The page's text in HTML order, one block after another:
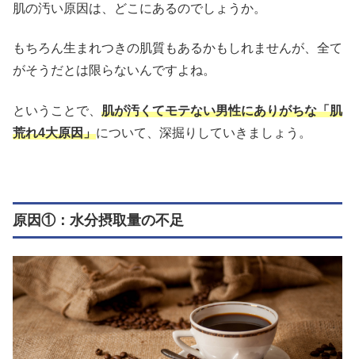
肌の汚い原因は、どこにあるのでしょうか。
もちろん生まれつきの肌質もあるかもしれませんが、全て
がそうだとは限らないんですよね。
ということで、 肌が汚くてモテない男性にありがちな「肌
荒れ4大原因」について、深掘りしていきましょう。
原因①：水分摂取量の不足